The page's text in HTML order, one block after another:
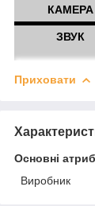
КАМЕРА
ЗВУК
Приховати
Основні
Виробник